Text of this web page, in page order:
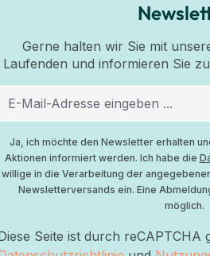
Gerne halten wir Sie mit
Laufenden und informieren Sie
Ja, ich möchte den Newsletter erhalten
Aktionen informiert werden. Ich habe die
willige in die Verarbeitung der
Newsletterversands ein. Eine
möglich.
Seite ist durch reCAPTCHA